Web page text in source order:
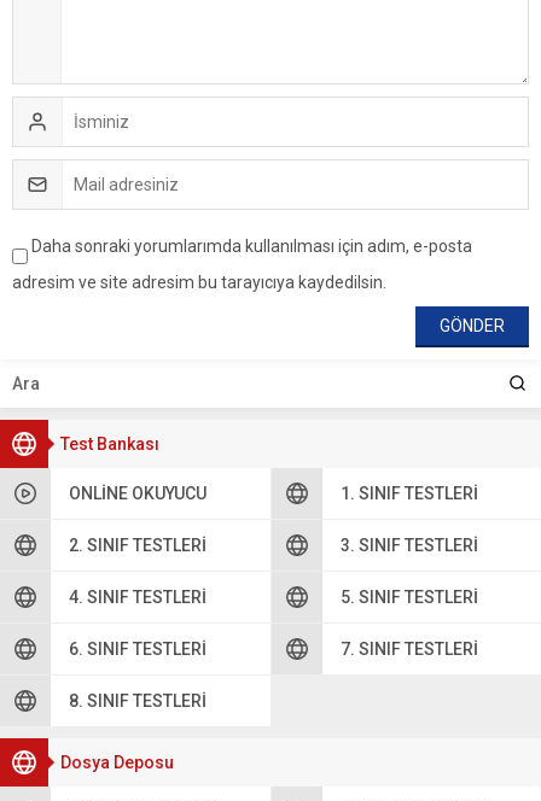
Test Bankası
ONLINE OKUYUCU 1. SINIF TESTLERI
2. SINIF TESTLERI 3. SINIF TESTLERI
4. SINIF TESTLERI 5. SINIF TESTLERI
6. SINIF TESTLERI 7. SINIF TESTLERI
8. SINIF TESTLERI
Dosya Deposu
Daha sonraki yorumlarımda kullanılması için adım, e-posta
adresim ve site adresim bu tarayıcıya kaydedilsin.